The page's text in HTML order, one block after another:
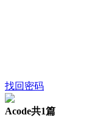
找回密码
Acode共1篇